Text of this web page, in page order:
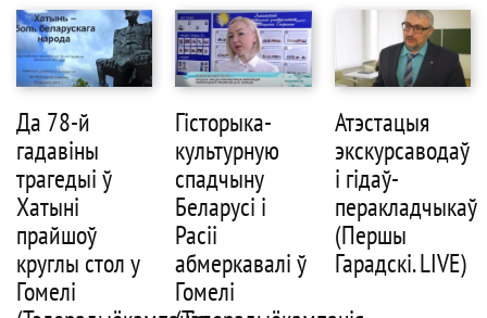
Да 78-й
гадавіны
трагедыі ў
Хатыні
прайшоў
круглы стол у
Гомелі
Гісторыка-
культурную
спадчыну
Беларусі і
Расіі
абмеркавалі ў
Гомелі
Атэстацыя
экскурсаводаў
і гідаў-
перакладчыкаў
(Першы
Гарадскі. LIVE)